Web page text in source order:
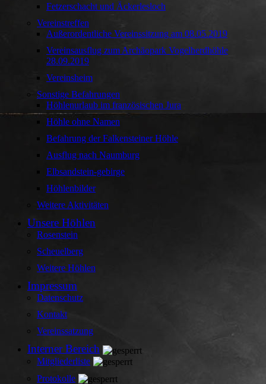
Fetzerschacht und Äckerlesloch
Vereinstreffen
Außerordentliche Vereinssitzung am 08.05.2019
Vereinsausflug zum Archäopark Vogelherdhöhle
28.09.2019
Vereinsheim
Sonstige Befahrungen
Höhlenurlaub im französischen Jura
Höhle ohne Namen
Befahrung der Falkensteiner Höhle
Ausflug nach Naumburg
Elbsandstein-gebirge
Höhlenbilder
Weitere Aktivitäten
Unsere Höhlen
Rosenstein
Scheuelberg
Weitere Höhlen
Impressum
Datenschutz
Kontakt
Vereinssatzung
Interner Bereich
Mitgliederliste
Protokolle